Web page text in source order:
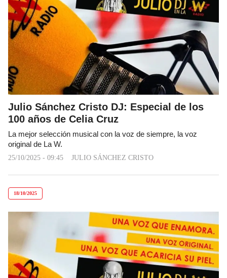
Julio Sánchez Cristo DJ: Especial de los
100 años de Celia Cruz
La mejor selección musical con la voz de siempre, la voz
original de La W.
25/10/2025 - 09:45 JULIO SÁNCHEZ CRISTO
18/10/2025